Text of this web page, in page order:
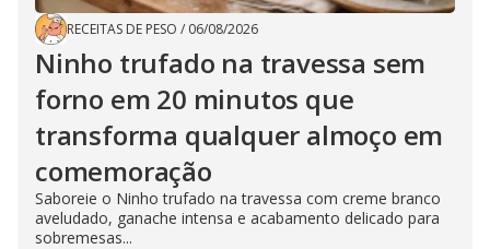
RECEITAS DE PESO / 06/08/2026
Ninho trufado na travessa sem
forno em 20 minutos que
transforma qualquer almoço em
comemoração
Saboreie o Ninho trufado na travessa com creme branco
aveludado, ganache intensa e acabamento delicado para
sobremesas...